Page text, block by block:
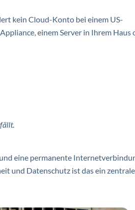
kein Cloud-Konto bei einem US-
einem Server in Ihrem Haus
eine permanente
und Datenschutz ist das ein